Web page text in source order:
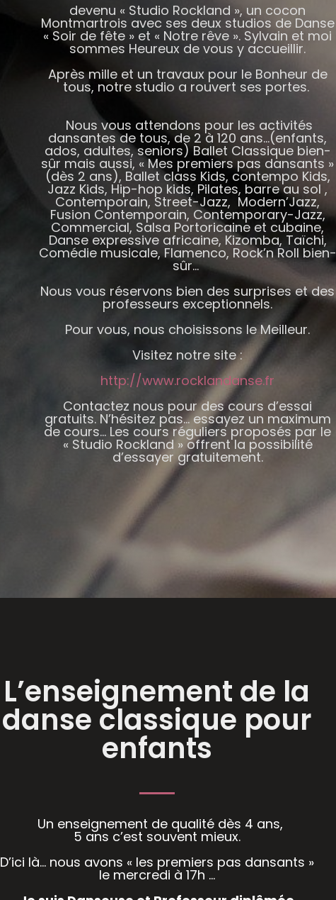
devenu « Studio Rockland », un cocon
Montmartrois avec ses deux studios de Danse
« Soir de fête » et « Notre rêve ». Sylvain et moi
sommes Heureux de vous y accueillir.
Après mille et un travaux pour le Bonheur de
tous, notre studio a rouvert ses portes.
Nous vous attendons pour les activités
dansantes de tous, de 2 à 120 ans…(enfants,
ados, adultes, seniors) Ballet Classique bien-
sûr mais aussi, « Mes premiers pas dansants »
(dès 2 ans), Ballet class Kids, contempo Kids,
Jazz Kids, Hip-hop kids, Pilates, barre au sol ,
Contemporain, Street-Jazz, Modern’Jazz,
Fusion Contemporain, Contemporary-Jazz,
Commercial, Salsa Portoricaine et cubaine,
Danse expressive africaine, Kizomba, Taïchi,
Comédie musicale, Flamenco, Rock’n Roll bien-
sûr…
Nous vous réservons bien des surprises et des
professeurs exceptionnels.
Pour vous, nous choisissons le Meilleur.
Visitez notre site :
http://www.rocklandanse.fr
Contactez nous pour des cours d’essai
gratuits. N’hésitez pas… essayez un maximum
de cours… Les cours réguliers proposés par le
« Studio Rockland » offrent la possibilité
d’essayer gratuitement.
L’enseignement de la
danse classique pour
enfants
Un enseignement de qualité dès 4 ans,
5 ans c’est souvent mieux.
D’ici là… nous avons « les premiers pas dansants »
le mercredi à 17h …